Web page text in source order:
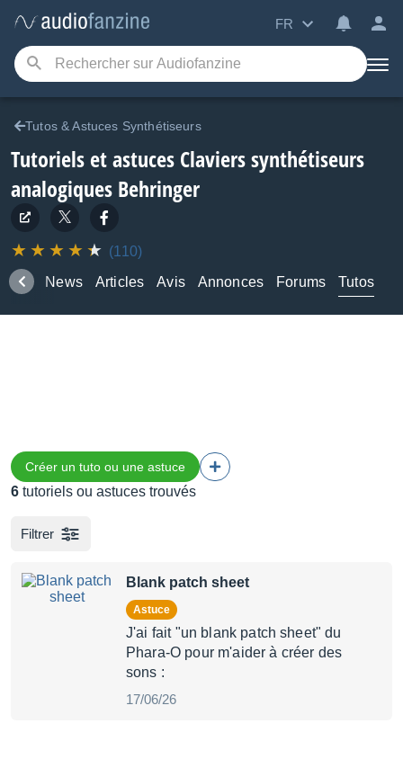
FR
Tutos & Astuces Synthétiseurs
Tutoriels et astuces Claviers synthétiseurs
analogiques Behringer
(110)
News Articles Avis Annonces Forums Tutos
Créer un tuto ou une astuce
6 tutoriels ou astuces trouvés
Filtrer
Blank patch sheet
Astuce
J'ai fait "un blank patch sheet" du
Phara-O pour m'aider à créer des
sons :
17/06/26